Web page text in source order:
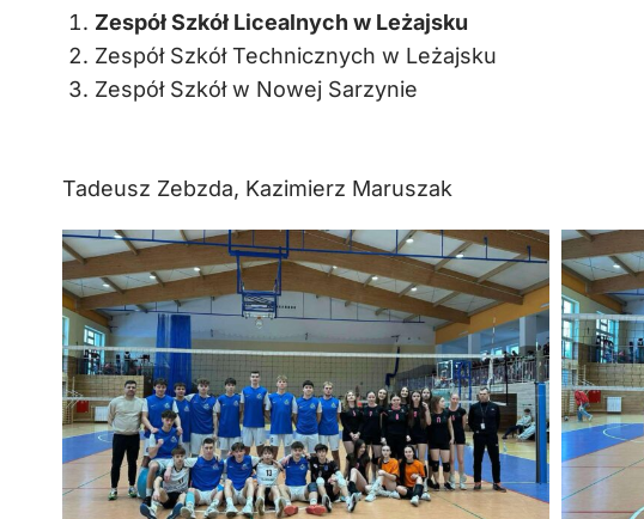
Zespół Szkół Licealnych w Leżajsku
Zespół Szkół Technicznych w Leżajsku
Zespół Szkół w Nowej Sarzynie
Tadeusz Zebzda, Kazimierz Maruszak